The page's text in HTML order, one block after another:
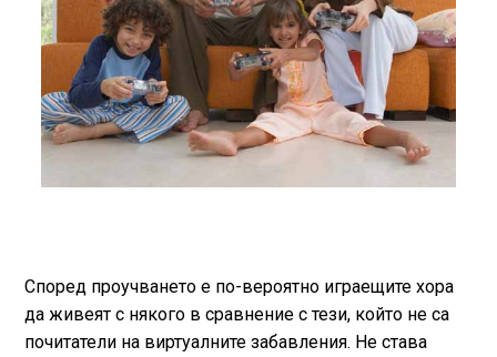
Според проучването е по-вероятно играещите хора
да живеят с някого в сравнение с тези, който не са
почитатели на виртуалните забавления. Не става